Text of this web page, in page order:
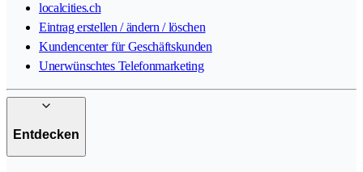
localcities.ch
Eintrag erstellen / ändern / löschen
Kundencenter für Geschäftskunden
Unerwünschtes Telefonmarketing
Entdecken